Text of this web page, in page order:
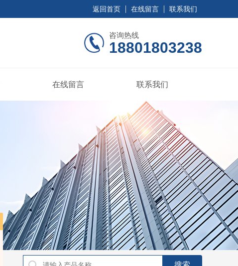
返回首页 在线留言 联系我们
咨询热线
18801803238
在线留言 联系我们